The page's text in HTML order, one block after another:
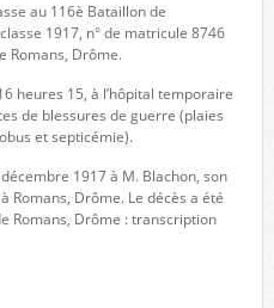
au 116è Bataillon de
1917, n° de matricule 8746
Romans, Drôme.
heures 15, à l’hôpital temporaire
de blessures de guerre (plaies
et septicémie).
1917 à M. Blachon, son
Romans, Drôme. Le décès a été
Romans, Drôme : transcription